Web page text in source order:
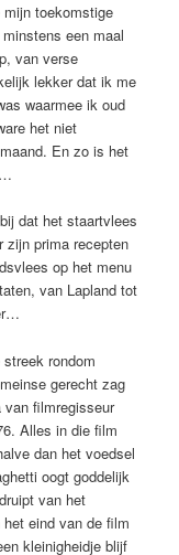
mijn toekomstige
een maal
van verse
lekker dat ik me
waarmee ik oud
het niet
En zo is het
dat het staartvlees
zijn prima recepten
op het menu
van Lapland tot
rondom
gerecht zag
van filmregisseur
Alles in die film
dan het voedsel
oogt goddelijk
van het
eind van de film
kleinigheidje blijf